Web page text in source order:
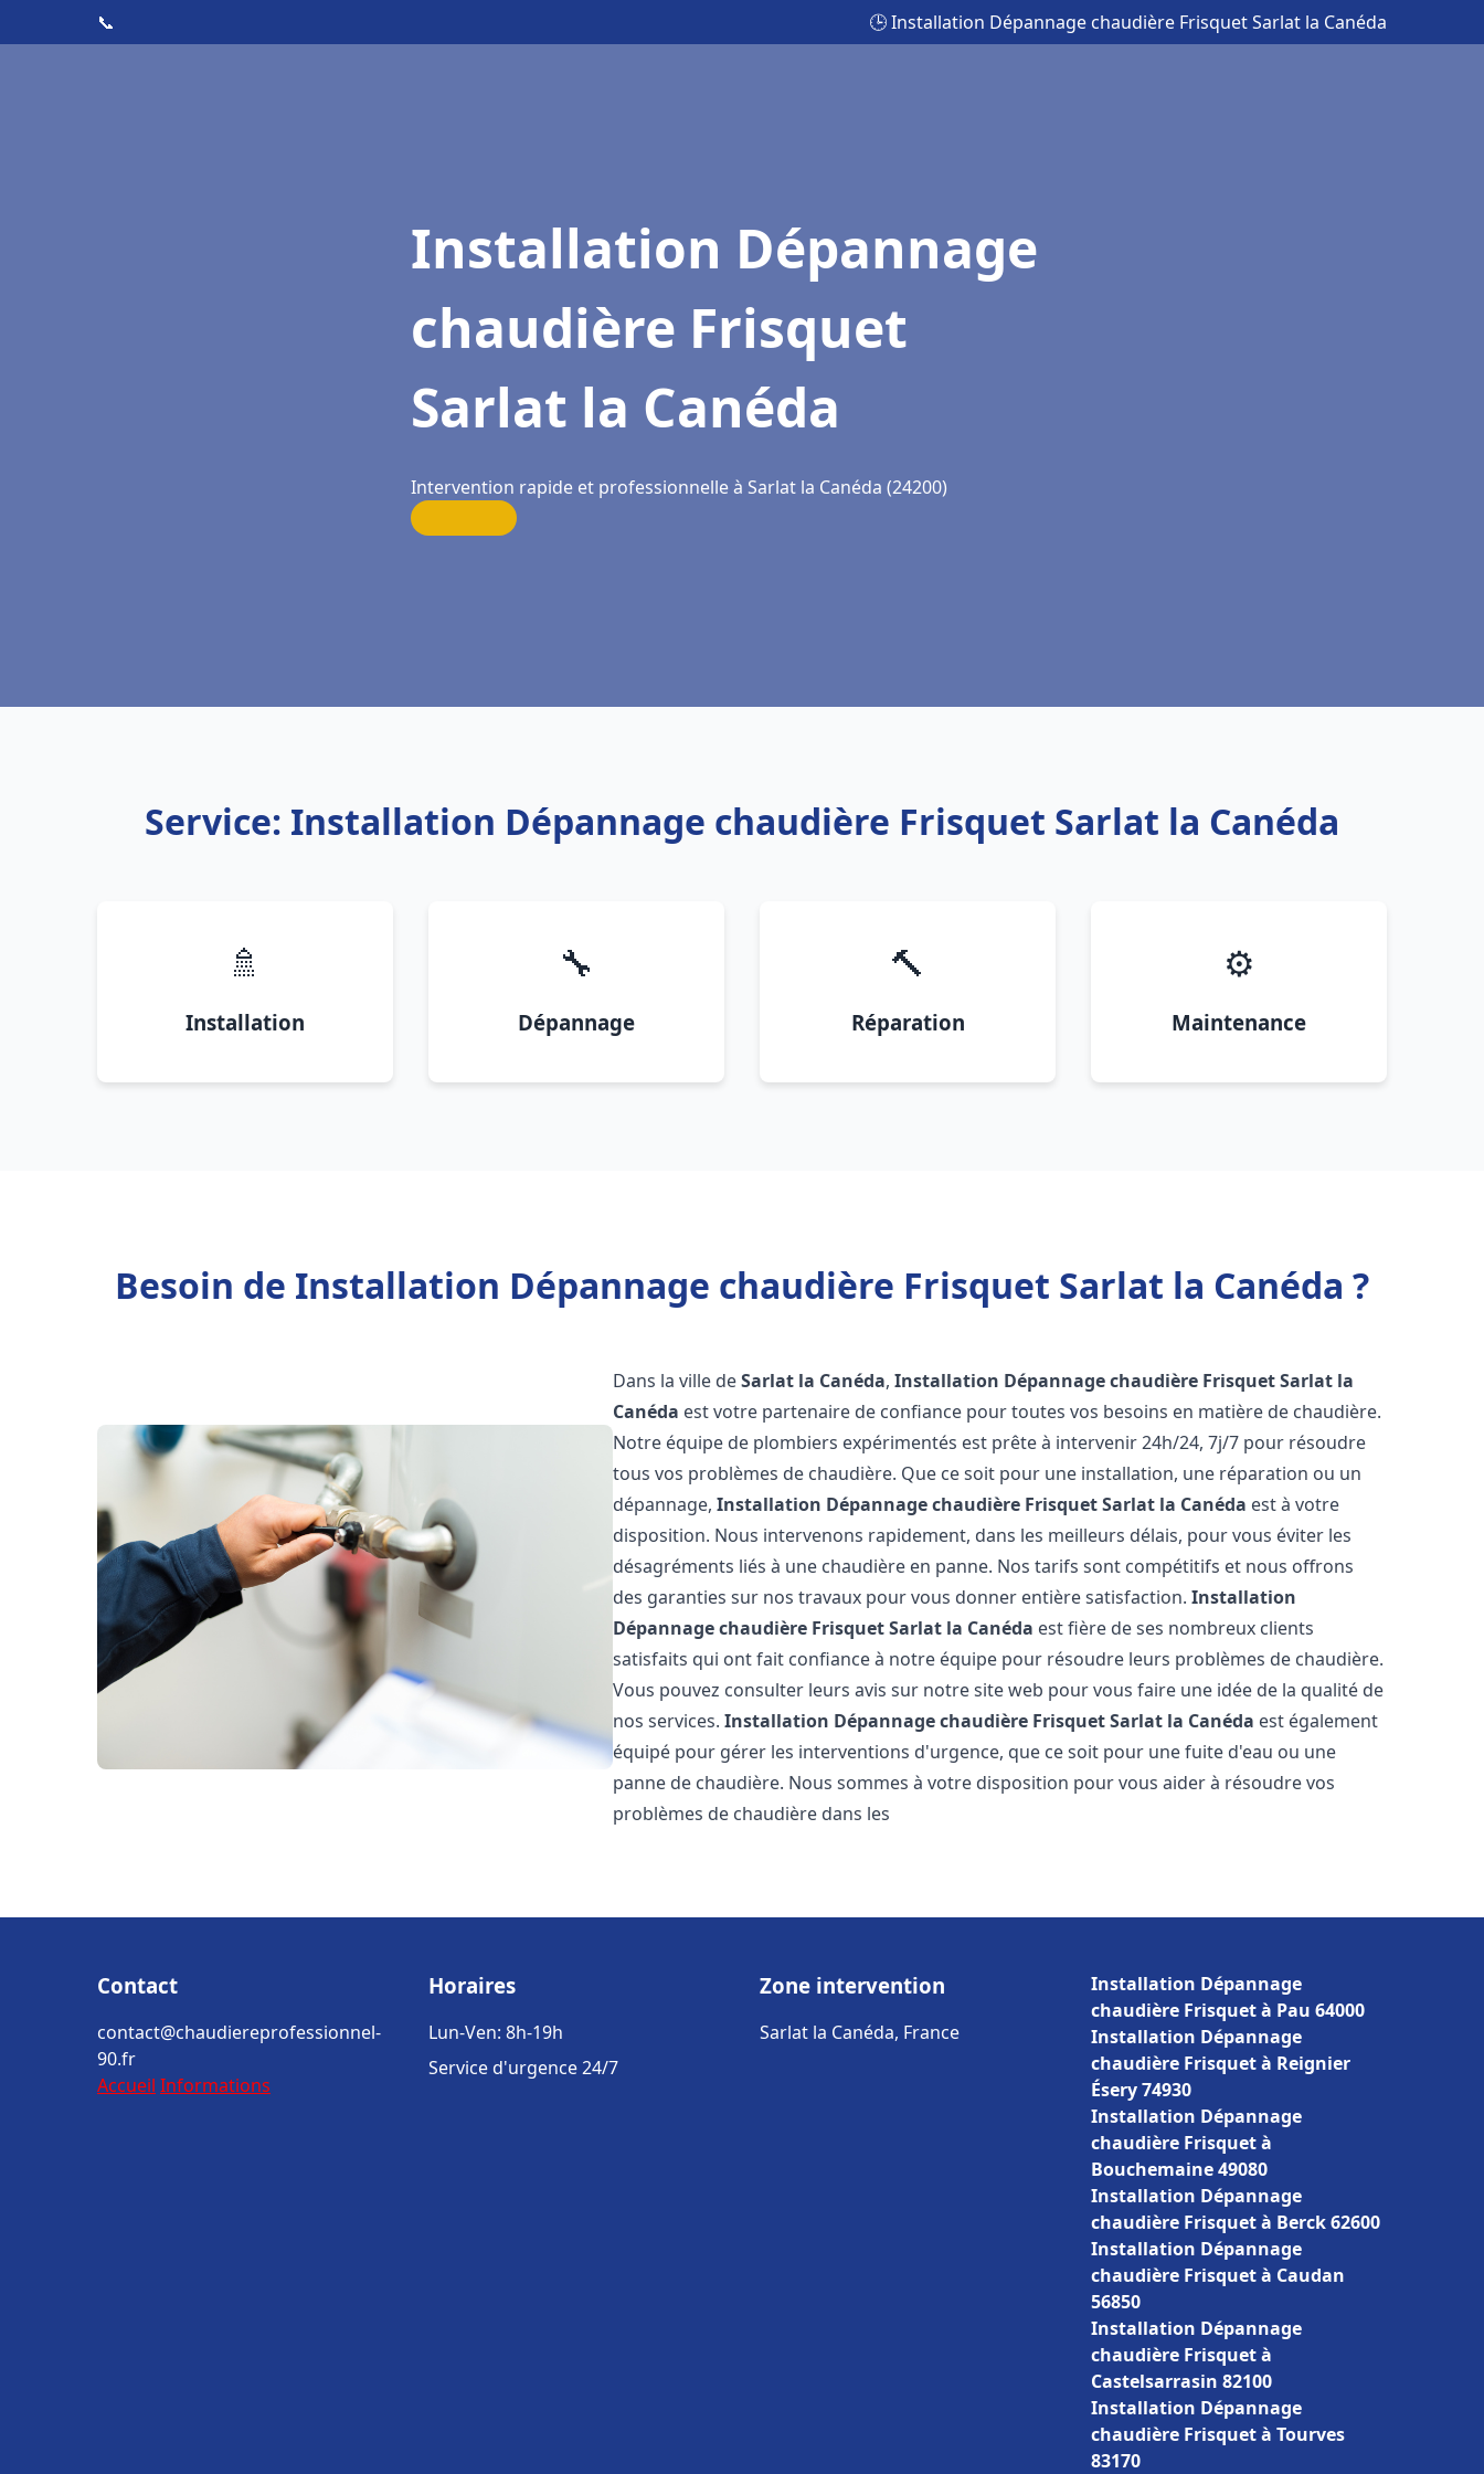
📞 🕒 Installation Dépannage chaudière Frisquet Sarlat la Canéda
Installation Dépannage
chaudière Frisquet
Sarlat la Canéda
Intervention rapide et professionnelle à Sarlat la Canéda (24200)
Service: Installation Dépannage chaudière Frisquet Sarlat la Canéda
🚿
Installation
🔧
Dépannage
🔨
Réparation
⚙️
Maintenance
Besoin de Installation Dépannage chaudière Frisquet Sarlat la Canéda ?
Dans la ville deSarlat la Canéda,Installation Dépannage chaudière FrisquetSarlat la
Canéda est votre partenaire de confiance pour toutes vos besoins en matière de chaudière.
Notre équipe de plombiers expérimentés est prête à intervenir 24h/24, 7j/7 pour résoudre
tous vos problèmes de chaudière. Que ce soit pour une installation, une réparation ou un
dépannage,Installation Dépannage chaudière FrisquetSarlat la Canéda est à votre
disposition. Nous intervenons rapidement, dans les meilleurs délais, pour vous éviter les
désagréments liés à une chaudière en panne. Nos tarifs sont compétitifs et nous offrons
des garanties sur nos travaux pour vous donner entière satisfaction.Installation
Dépannage chaudière FrisquetSarlat la Canéda est fière de ses nombreux clients
satisfaits qui ont fait confiance à notre équipe pour résoudre leurs problèmes de chaudière.
Vous pouvez consulter leurs avis sur notre site web pour vous faire une idée de la qualité de
nos services.Installation Dépannage chaudière FrisquetSarlat la Canéda est également
équipé pour gérer les interventions d'urgence, que ce soit pour une fuite d'eau ou une
panne de chaudière. Nous sommes à votre disposition pour vous aider à résoudre vos
problèmes de chaudière dans les
Contact
contact@chaudiereprofessionnel-
90.fr
Accueil Informations
Horaires
Lun-Ven: 8h-19h
Service d'urgence 24/7
Zone intervention
Sarlat la Canéda, France
Installation Dépannage
chaudière Frisquet à Pau 64000
Installation Dépannage
chaudière Frisquet à Reignier
Ésery 74930
Installation Dépannage
chaudière Frisquet à
Bouchemaine 49080
Installation Dépannage
chaudière Frisquet à Berck 62600
Installation Dépannage
chaudière Frisquet à Caudan
56850
Installation Dépannage
chaudière Frisquet à
Castelsarrasin 82100
Installation Dépannage
chaudière Frisquet à Tourves
83170